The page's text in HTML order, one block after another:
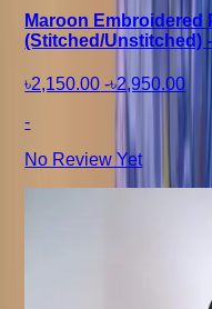
Maroon Embroidered
(Stitched/Unstitched)
৳2,150.00 -৳2,950.00
-
No Review Yet